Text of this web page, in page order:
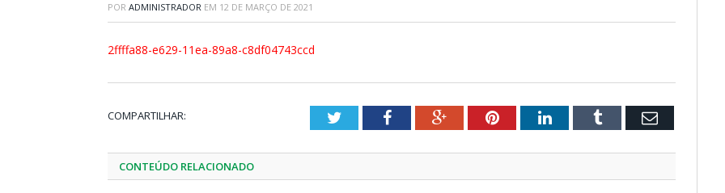
POR ADMINISTRADOR EM 12 DE MARÇO DE 2021
2ffffa88-e629-11ea-89a8-c8df04743ccd
COMPARTILHAR: TwitterFacebookGoogle+PinterestLinkedInTumblr Email
CONTEÚDO RELACIONADO